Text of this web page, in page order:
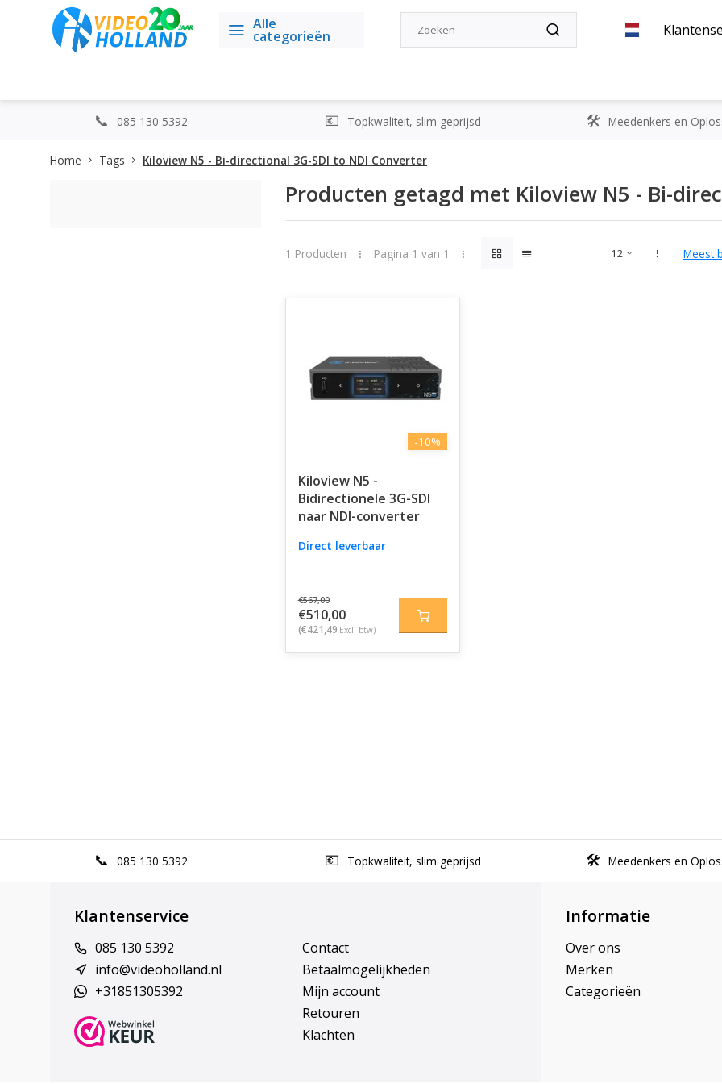
Alle
categorieën
085 130 5392 Topkwaliteit, slim geprijsd Meedenkers en
Home Tags Kiloview N5 - Bi-directional 3G-SDI to NDI Converter
Producten getagd met Kiloview N5 - Bi-
1 Producten Pagina 1 van 1 Meest
-10%
Kiloview N5 -
Bidirectionele 3G-SDI
naar NDI-converter
Direct leverbaar
€567,00
€510,00
(€421,49 Excl. btw)
085 130 5392 Topkwaliteit, slim geprijsd Meedenkers en
Klantenservice
085 130 5392
info@videoholland.nl
+31851305392
Contact
Betaalmogelijkheden
Mijn account
Retouren
Klachten
Informatie
Over ons
Merken
Categorieën